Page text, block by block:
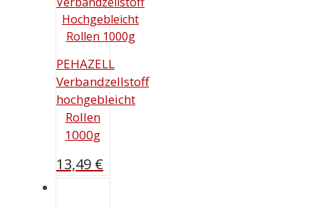
PEHAZELL
Verbandzellstoff
hochgebleicht
Rollen
1000g
13,49 €